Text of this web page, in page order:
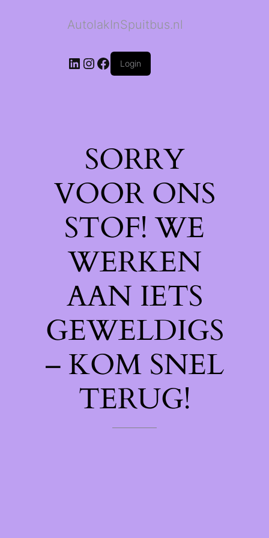
AutolakInSpuitbus.nl
LinkedIn
Instagram
Facebook
Login
SORRY
VOOR ONS
STOF! WE
WERKEN
AAN IETS
GEWELDIGS
– KOM SNEL
TERUG!